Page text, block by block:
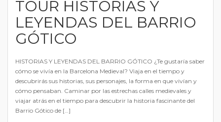
TOUR HISTORIAS Y
LEYENDAS DEL BARRIO
GÓTICO
HISTORIAS Y LEYENDAS DEL BARRIO GÓTICO ¿Te gustaría saber
cómo se vivía en la Barcelona Medieval? Viaja en el tiempo y
descubrirás sus historias, sus personajes, la forma en que vivían y
cómo pensaban. Caminar por las estrechas calles medievales y
viajar atrás en el tiempo para descubrir la historia fascinante del
Barrio Gótico de […]